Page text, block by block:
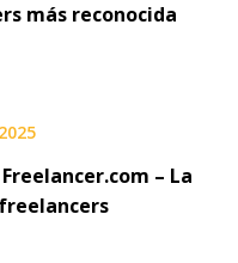
más reconocida
– La